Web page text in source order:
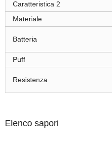
Caratteristica 2
Materiale
Batteria
Puff
Resistenza
Elenco sapori